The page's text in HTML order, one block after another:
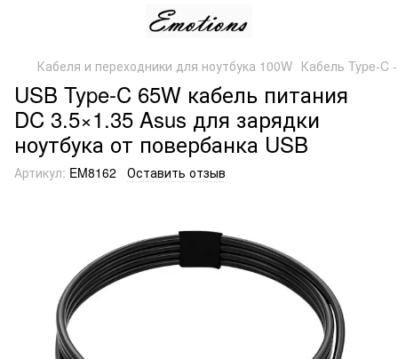
Кабеля и переходники для ноутбука 100W Кабель Type-C
USB Type-C 65W кабель питания
DC 3.5×1.35 Asus для зарядки
ноутбука от повербанка USB
Артикул: EM8162 Оставить отзыв